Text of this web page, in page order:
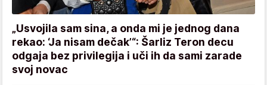
„Usvojila sam sina, a onda mi je jednog dana
rekao: ‘Ja nisam dečak’“: Šarliz Teron decu
odgaja bez privilegija i uči ih da sami zarade
svoj novac